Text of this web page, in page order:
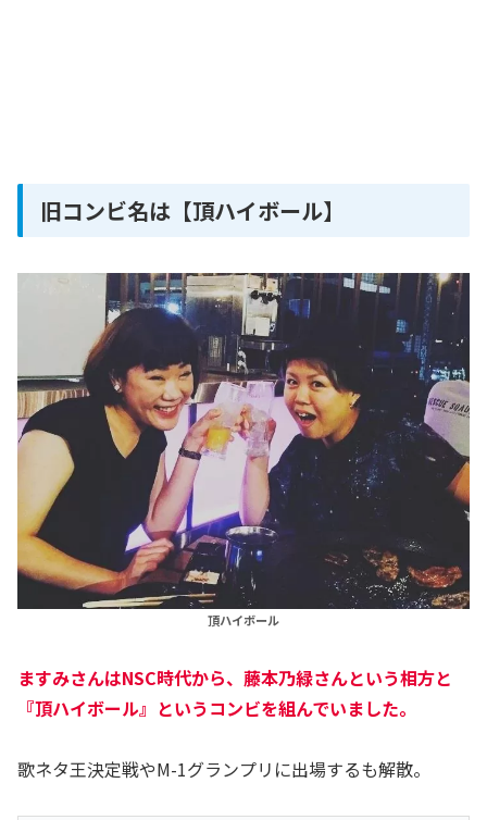
旧コンビ名は【頂ハイボール】
頂ハイボール
ますみさんはNSC時代から、藤本乃緑さんという相方と
『頂ハイボール』というコンビを組んでいました。
歌ネタ王決定戦やM-1グランプリに出場するも解散。